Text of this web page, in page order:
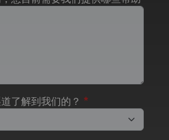
了解到我们的？